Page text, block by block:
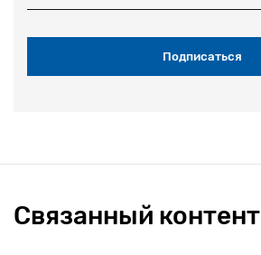
Связанный контент